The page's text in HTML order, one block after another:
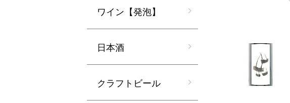
ワイン【発泡】
日本酒
クラフトビール